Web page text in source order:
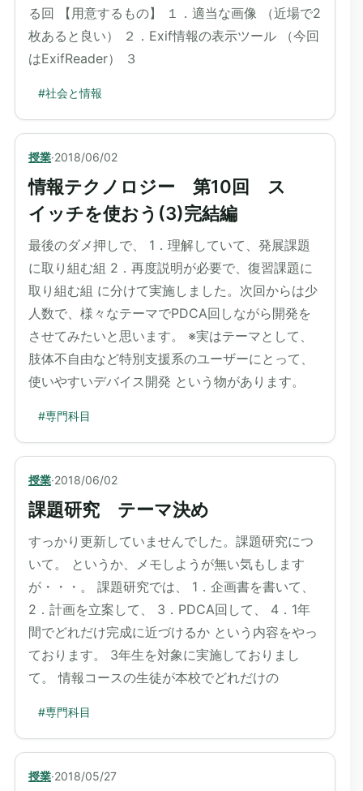
る回 【用意するもの】 １．適当な画像 （近場で2
枚あると良い） ２．Exif情報の表示ツール （今回
はExifReader） ３
#社会と情報
授業·2018/06/02
情報テクノロジー 第10回 ス
イッチを使おう(3)完結編
最後のダメ押しで、 1．理解していて、発展課題
に取り組む組 2．再度説明が必要で、復習課題に
取り組む組 に分けて実施しました。次回からは少
人数で、様々なテーマでPDCA回しながら開発を
させてみたいと思います。 ※実はテーマとして、
肢体不自由など特別支援系のユーザーにとって、
使いやすいデバイス開発 という物があります。
#専門科目
授業·2018/06/02
課題研究 テーマ決め
すっかり更新していませんでした。課題研究につ
いて。 というか、メモしようが無い気もします
が・・・。 課題研究では、 1．企画書を書いて、
2．計画を立案して、 3．PDCA回して、 4．1年
間でどれだけ完成に近づけるか という内容をやっ
ております。 3年生を対象に実施しておりまし
て。 情報コースの生徒が本校でどれだけの
#専門科目
授業·2018/05/27